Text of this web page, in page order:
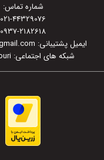
شماره تماس:
021-44329076
0937-2182618
ایمیل پشتیبانی: chapfouri@gmail.com
شبکه های اجتماعی: chapfouri